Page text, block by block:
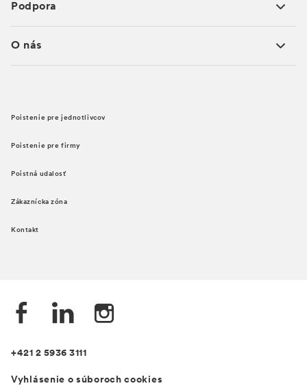
Podpora
O nás
Poistenie pre jednotlivcov
Poistenie pre firmy
Poistná udalosť
Zákaznícka zóna
Kontakt
+421 2 5936 3111
Vyhlásenie o súboroch cookies